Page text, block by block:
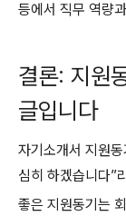
등에서 직무 역량
결론: 지원
글입니다
자기소개서 지원
심히 하겠습니다”
좋은 지원동기는